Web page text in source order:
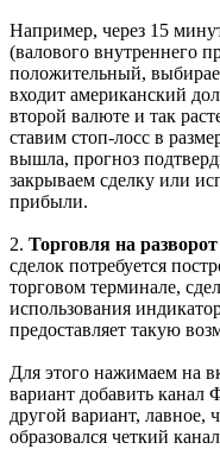
Например, через 15
(валового внутреннего
положительный,
входит американский
второй валюте и так
ставим стоп-лосс в
вышла, прогноз
закрываем сделку или
прибыли.
2. Торговля на разворот
сделок потребуется
торговом терминале,
использования
предоставляет такую
Для этого нажимаем на
вариант добавить канал
другой вариант,
образовался четкий